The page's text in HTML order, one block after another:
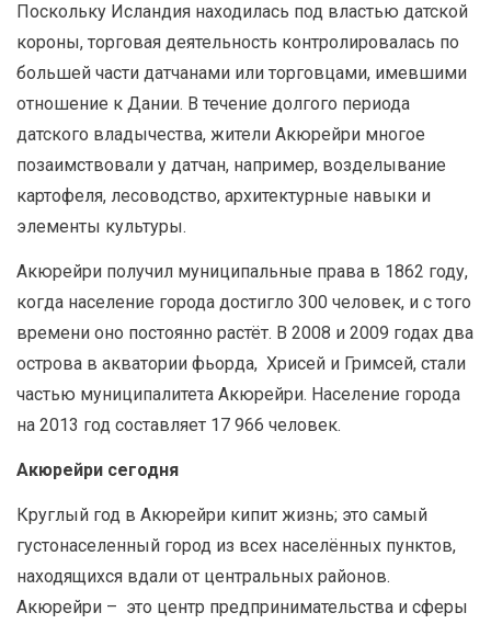
Поскольку Исландия находилась под властью датской
короны, торговая деятельность контролировалась по
большей части датчанами или торговцами, имевшими
отношение к Дании. В течение долгого периода
датского владычества, жители Акюрейри многое
позаимствовали у датчан, например, возделывание
картофеля, лесоводство, архитектурные навыки и
элементы культуры.
Акюрейри получил муниципальные права в 1862 году,
когда население города достигло 300 человек, и с того
времени оно постоянно растёт. В 2008 и 2009 годах два
острова в акватории фьорда, Хрисей и Гримсей, стали
частью муниципалитета Акюрейри. Население города
на 2013 год составляет 17 966 человек.
Акюрейри сегодня
Круглый год в Акюрейри кипит жизнь; это самый
густонаселенный город из всех населённых пунктов,
находящихся вдали от центральных районов.
Акюрейри – это центр предпринимательства и сферы